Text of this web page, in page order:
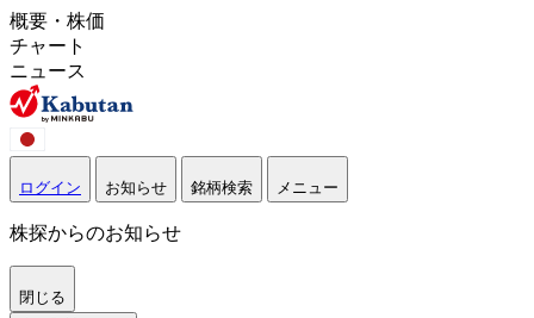
概要・株価
チャート
ニュース
ログイン お知らせ 銘柄検索 メニュー
株探からのお知らせ
閉じる